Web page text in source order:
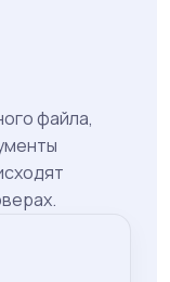
файла,